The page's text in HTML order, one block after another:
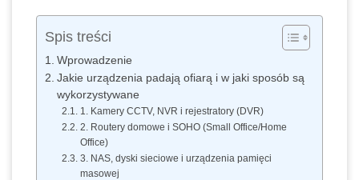
Spis treści
Wprowadzenie
Jakie urządzenia padają ofiarą i w jaki sposób są
wykorzystywane
1. Kamery CCTV, NVR i rejestratory (DVR)
2. Routery domowe i SOHO (Small Office/Home
Office)
3. NAS, dyski sieciowe i urządzenia pamięci
masowej